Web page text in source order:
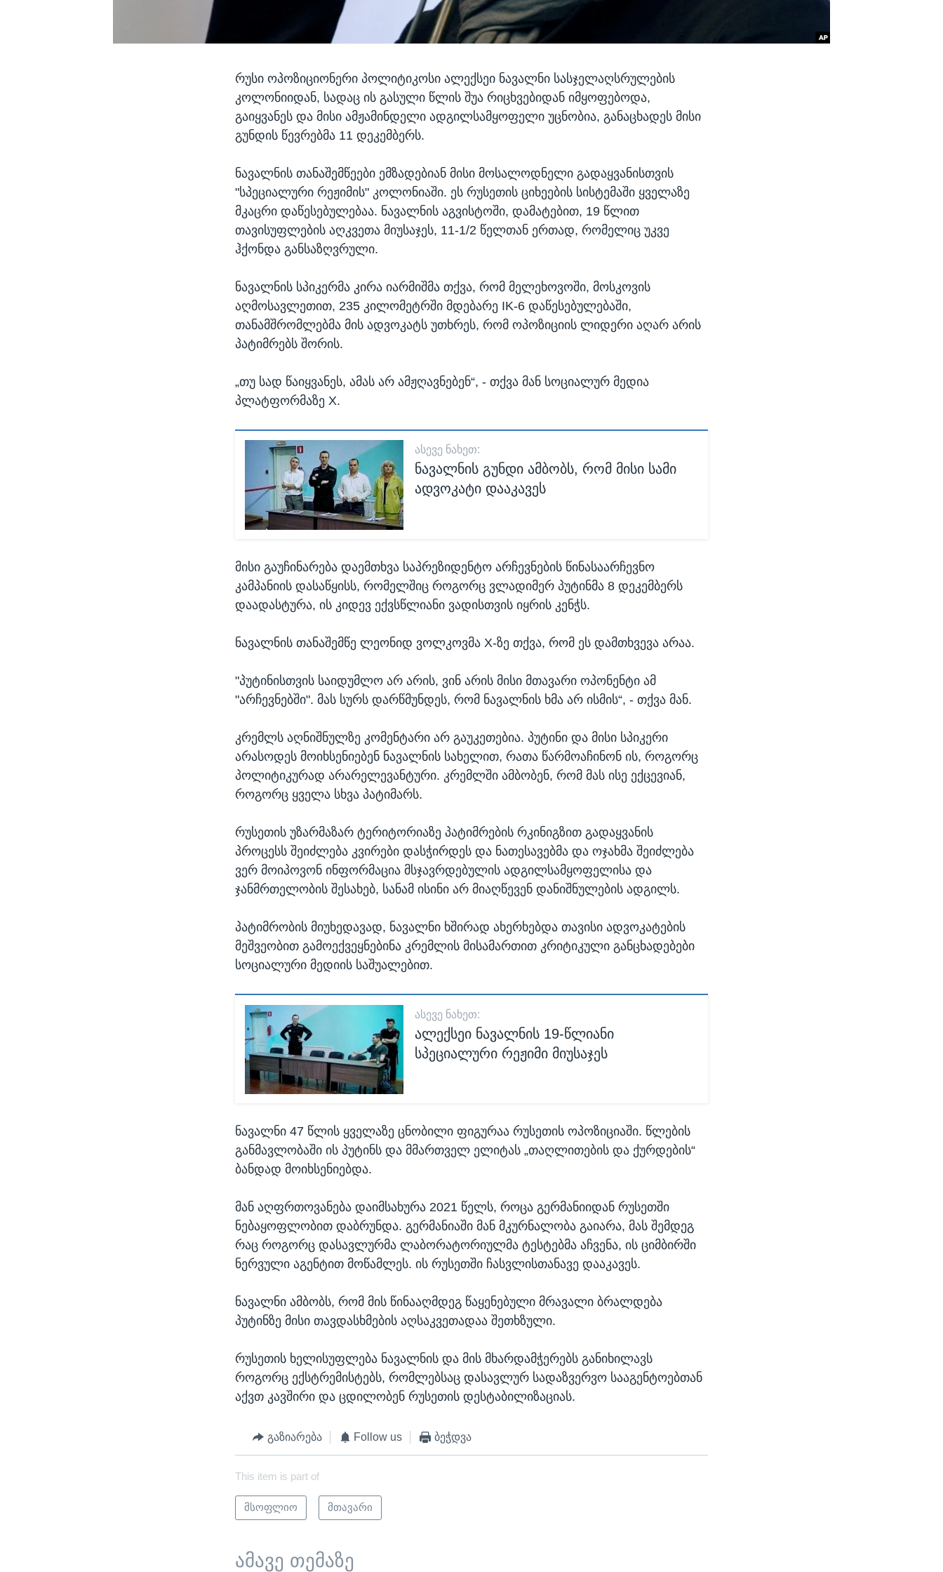
რუსი ოპოზიციონერი პოლიტიკოსი ალექსეი ნავალნი სასჯელაღსრულების
კოლონიიდან, სადაც ის გასული წლის შუა რიცხვებიდან იმყოფებოდა,
გაიყვანეს და მისი ამჟამინდელი ადგილსამყოფელი უცნობია, განაცხადეს მისი
გუნდის წევრებმა 11 დეკემბერს.
ნავალნის თანაშემწეები ემზადებიან მისი მოსალოდნელი გადაყვანისთვის
"სპეციალური რეჟიმის" კოლონიაში. ეს რუსეთის ციხეების სისტემაში ყველაზე
მკაცრი დაწესებულებაა. ნავალნის აგვისტოში, დამატებით, 19 წლით
თავისუფლების აღკვეთა მიუსაჯეს, 11-1/2 წელთან ერთად, რომელიც უკვე
ჰქონდა განსაზღვრული.
ნავალნის სპიკერმა კირა იარმიშმა თქვა, რომ მელეხოვოში, მოსკოვის
აღმოსავლეთით, 235 კილომეტრში მდებარე IK-6 დაწესებულებაში,
თანამშრომლებმა მის ადვოკატს უთხრეს, რომ ოპოზიციის ლიდერი აღარ არის
პატიმრებს შორის.
„თუ სად წაიყვანეს, ამას არ ამჟღავნებენ“, - თქვა მან სოციალურ მედია
პლატფორმაზე X.
ᲐᲡᲔᲕᲔ ᲜᲐᲮᲔᲗ:
ნავალნის გუნდი ამბობს, რომ მისი სამი
ადვოკატი დააკავეს
მისი გაუჩინარება დაემთხვა საპრეზიდენტო არჩევნების წინასაარჩევნო
კამპანიის დასაწყისს, რომელშიც როგორც ვლადიმერ პუტინმა 8 დეკემბერს
დაადასტურა, ის კიდევ ექვსწლიანი ვადისთვის იყრის კენჭს.
ნავალნის თანაშემწე ლეონიდ ვოლკოვმა X-ზე თქვა, რომ ეს დამთხვევა არაა.
"პუტინისთვის საიდუმლო არ არის, ვინ არის მისი მთავარი ოპონენტი ამ
"არჩევნებში". მას სურს დარწმუნდეს, რომ ნავალნის ხმა არ ისმის“, - თქვა მან.
კრემლს აღნიშნულზე კომენტარი არ გაუკეთებია. პუტინი და მისი სპიკერი
არასოდეს მოიხსენიებენ ნავალნის სახელით, რათა წარმოაჩინონ ის, როგორც
პოლიტიკურად არარელევანტური. კრემლში ამბობენ, რომ მას ისე ექცევიან,
როგორც ყველა სხვა პატიმარს.
რუსეთის უზარმაზარ ტერიტორიაზე პატიმრების რკინიგზით გადაყვანის
პროცესს შეიძლება კვირები დასჭირდეს და ნათესავებმა და ოჯახმა შეიძლება
ვერ მოიპოვონ ინფორმაცია მსჯავრდებულის ადგილსამყოფელისა და
ჯანმრთელობის შესახებ, სანამ ისინი არ მიაღწევენ დანიშნულების ადგილს.
პატიმრობის მიუხედავად, ნავალნი ხშირად ახერხებდა თავისი ადვოკატების
მეშვეობით გამოექვეყნებინა კრემლის მისამართით კრიტიკული განცხადებები
სოციალური მედიის საშუალებით.
ᲐᲡᲔᲕᲔ ᲜᲐᲮᲔᲗ:
ალექსეი ნავალნის 19-წლიანი
სპეციალური რეჟიმი მიუსაჯეს
ნავალნი 47 წლის ყველაზე ცნობილი ფიგურაა რუსეთის ოპოზიციაში. წლების
განმავლობაში ის პუტინს და მმართველ ელიტას „თაღლითების და ქურდების“
ბანდად მოიხსენიებდა.
მან აღფრთოვანება დაიმსახურა 2021 წელს, როცა გერმანიიდან რუსეთში
ნებაყოფლობით დაბრუნდა. გერმანიაში მან მკურნალობა გაიარა, მას შემდეგ
რაც როგორც დასავლურმა ლაბორატორიულმა ტესტებმა აჩვენა, ის ციმბირში
ნერვული აგენტით მოწამლეს. ის რუსეთში ჩასვლისთანავე დააკავეს.
ნავალნი ამბობს, რომ მის წინააღმდეგ წაყენებული მრავალი ბრალდება
პუტინზე მისი თავდასხმების აღსაკვეთადაა შეთხზული.
რუსეთის ხელისუფლება ნავალნის და მის მხარდამჭერებს განიხილავს
როგორც ექსტრემისტებს, რომლებსაც დასავლურ სადაზვერვო სააგენტოებთან
აქვთ კავშირი და ცდილობენ რუსეთის დესტაბილიზაციას.
გაზიარება Follow us ბეჭდვა
This item is part of
მსოფლიო მთავარი
ამავე თემაზე